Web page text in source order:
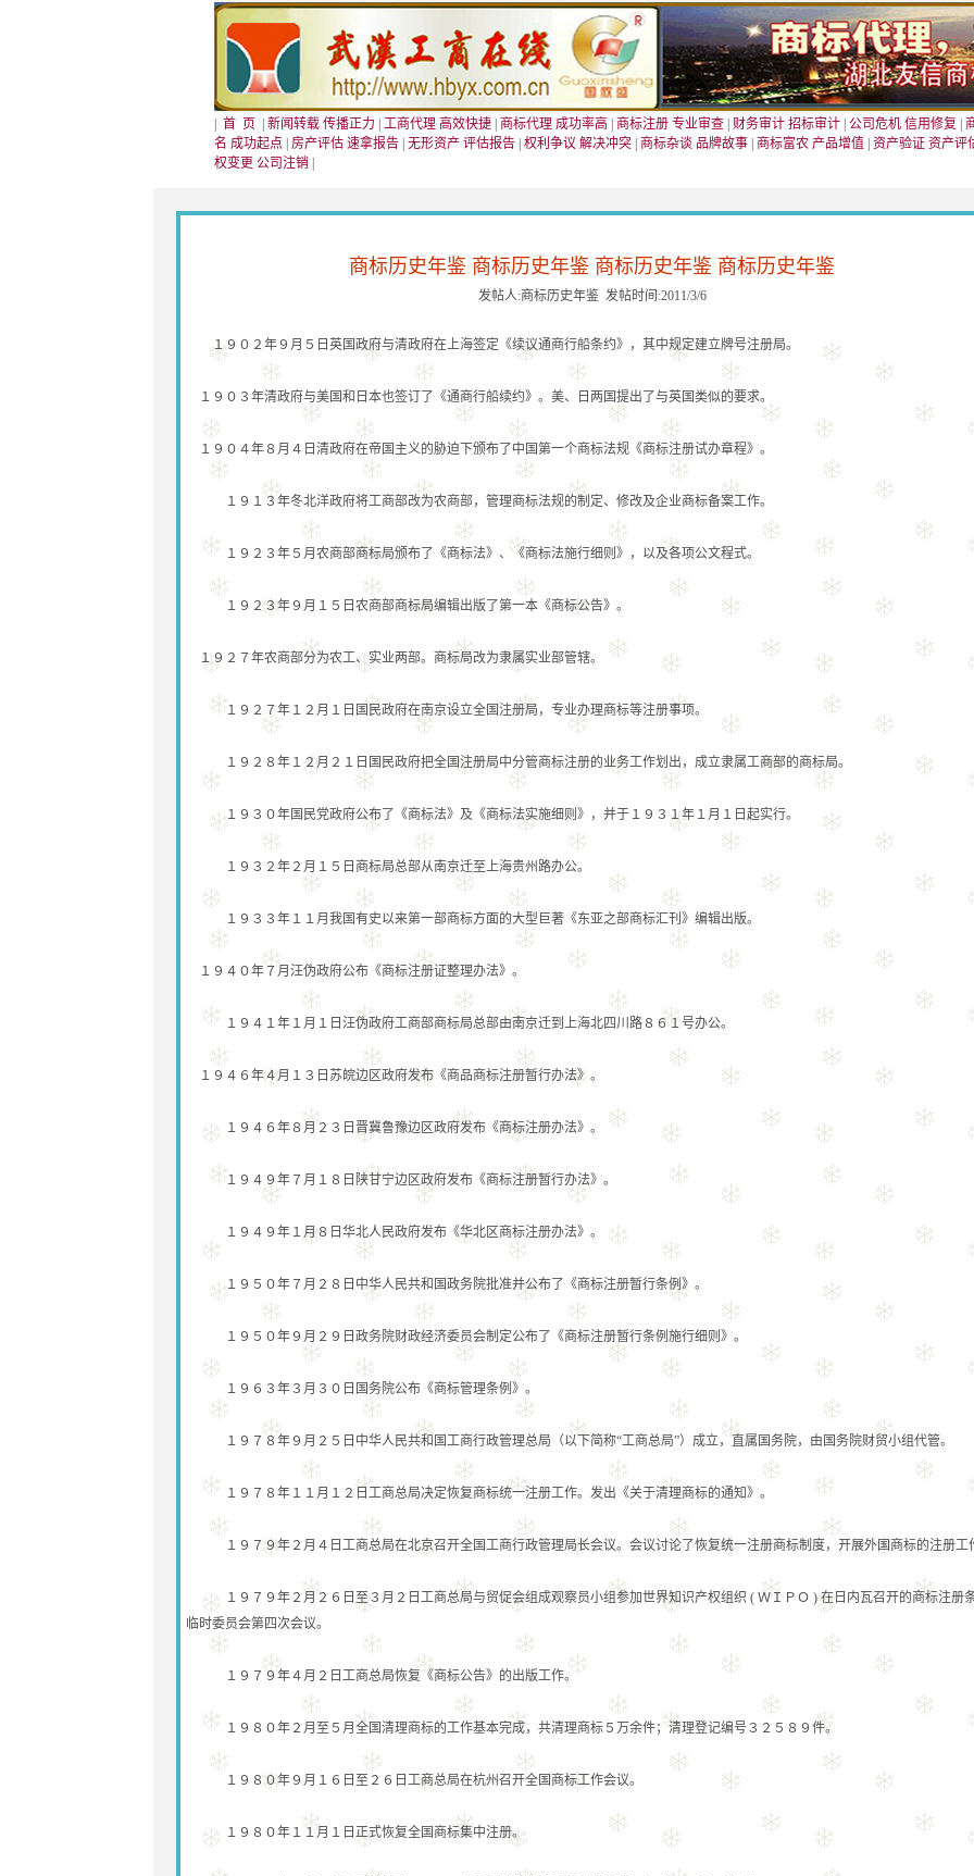
首 页 新闻转载 传播正力 工商代理 高效快捷 商标代理 成功率高 商标注册 专业审查 财务审计 招标审计 公司危机 信用修复
名 成功起点
房产评估 速拿报告 无形资产 评估报告 权利争议 解决冲突 商标杂谈 品牌故事 商标富农 产品增值
资产验证 资产评
权变更 公司注销
商标历史年鉴 商标历史年鉴 商标历史年鉴 商标历史年鉴
发帖人:商标历史年鉴 发帖时间:2011/3/6
１９０２年９月５日英国政府与清政府在上海签定《续议通商行船条约》，其中规定建立牌号注册局。
１９０３年清政府与美国和日本也签订了《通商行船续约》。美、日两国提出了与英国类似的要求。
１９０４年８月４日清政府在帝国主义的胁迫下颁布了中国第一个商标法规《商标注册试办章程》。
１９１３年冬北洋政府将工商部改为农商部，管理商标法规的制定、修改及企业商标备案工作。
１９２３年５月农商部商标局颁布了《商标法》、《商标法施行细则》，以及各项公文程式。
１９２３年９月１５日农商部商标局编辑出版了第一本《商标公告》。
１９２７年农商部分为农工、实业两部。商标局改为隶属实业部管辖。
１９２７年１２月１日国民政府在南京设立全国注册局，专业办理商标等注册事项。
１９２８年１２月２１日国民政府把全国注册局中分管商标注册的业务工作划出，成立隶属工商部的商标局。
１９３０年国民党政府公布了《商标法》及《商标法实施细则》，并于１９３１年１月１日起实行。
１９３２年２月１５日商标局总部从南京迁至上海贵州路办公。
１９３３年１１月我国有史以来第一部商标方面的大型巨著《东亚之部商标汇刊》编辑出版。
１９４０年７月汪伪政府公布《商标注册证整理办法》。
１９４１年１月１日汪伪政府工商部商标局总部由南京迁到上海北四川路８６１号办公。
１９４６年４月１３日苏皖边区政府发布《商品商标注册暂行办法》。
１９４６年８月２３日晋冀鲁豫边区政府发布《商标注册办法》。
１９４９年７月１８日陕甘宁边区政府发布《商标注册暂行办法》。
１９４９年１月８日华北人民政府发布《华北区商标注册办法》。
１９５０年７月２８日中华人民共和国政务院批准并公布了《商标注册暂行条例》。
１９５０年９月２９日政务院财政经济委员会制定公布了《商标注册暂行条例施行细则》。
１９６３年３月３０日国务院公布《商标管理条例》。
１９７８年９月２５日中华人民共和国工商行政管理总局（以下简称“工商总局”）成立，直属国务院，由国务院财贸小组代管。
１９７８年１１月１２日工商总局决定恢复商标统一注册工作。发出《关于清理商标的通知》。
１９７９年２月４日工商总局在北京召开全国工商行政管理局长会议。会议讨论了恢复统一注册商标制度，开展外国商标的注册工
１９７９年２月２６日至３月２日工商总局与贸促会组成观察员小组参加世界知识产权组织 ( ＷＩＰＯ ) 在日内瓦召开的商标注册
临时委员会第四次会议。
１９７９年４月２日工商总局恢复《商标公告》的出版工作。
１９８０年２月至５月全国清理商标的工作基本完成，共清理商标５万余件；清理登记编号３２５８９件。
１９８０年９月１６日至２６日工商总局在杭州召开全国商标工作会议。
１９８０年１１月１日正式恢复全国商标集中注册。